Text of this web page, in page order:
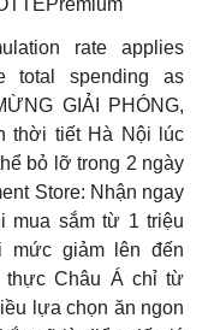
rate applies
total spending as
GIẢI PHÓNG,
thời tiết Hà Nội lúc
bỏ lỡ trong 2 ngày
Store: Nhận ngay
mua sắm từ 1 triệu
mức giảm lên đến
thực Châu Á chỉ từ
lựa chọn ăn ngon